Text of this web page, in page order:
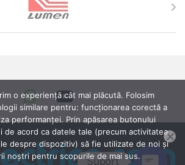
o experiență cât mai plăcută. Folosim
similare pentru: funcționarea corectă a
performanței. Prin apăsarea butonului
de acord ca datele tale (precum activitatea
despre dispozitiv) să fie utilizate de noi și
noștri pentru scopurile de mai sus.
Suport